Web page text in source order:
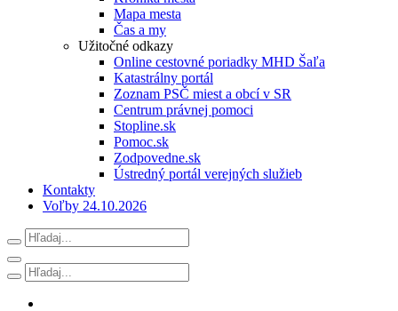
Mapa mesta
Čas a my
Užitočné odkazy
Online cestovné poriadky MHD Šaľa
Katastrálny portál
Zoznam PSČ miest a obcí v SR
Centrum právnej pomoci
Stopline.sk
Pomoc.sk
Zodpovedne.sk
Ústredný portál verejných služieb
Kontakty
Voľby 24.10.2026